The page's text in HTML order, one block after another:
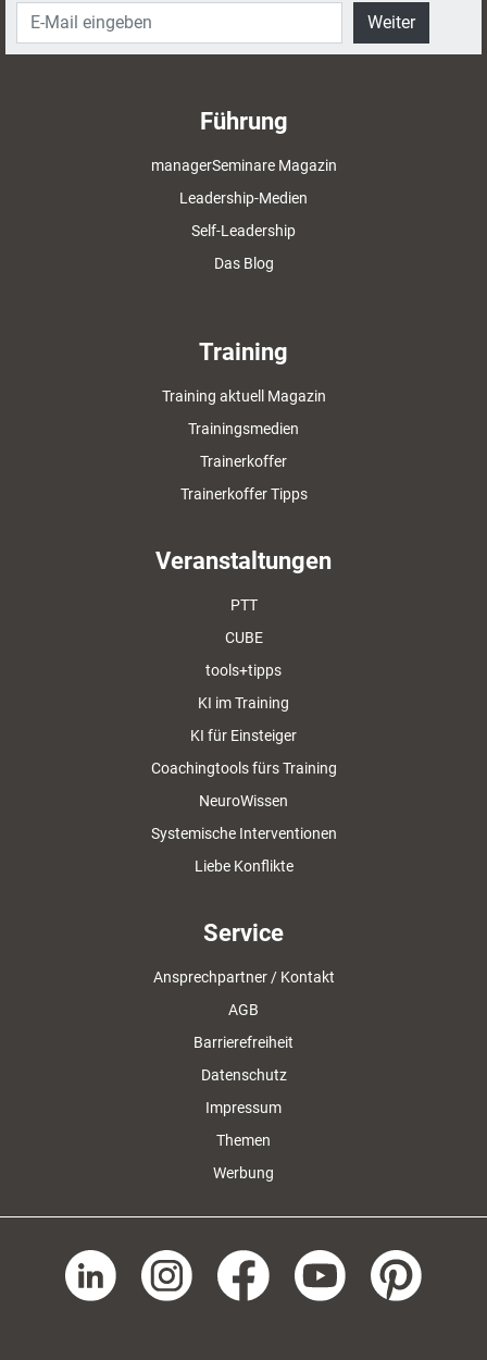
Weiter
Führung
managerSeminare Magazin
Leadership-Medien
Self-Leadership
Das Blog
Training
Training aktuell Magazin
Trainingsmedien
Trainerkoffer
Trainerkoffer Tipps
Veranstaltungen
PTT
CUBE
tools+tipps
KI im Training
KI für Einsteiger
Coachingtools fürs Training
NeuroWissen
Systemische Interventionen
Liebe Konflikte
Service
Ansprechpartner / Kontakt
AGB
Barrierefreiheit
Datenschutz
Impressum
Themen
Werbung